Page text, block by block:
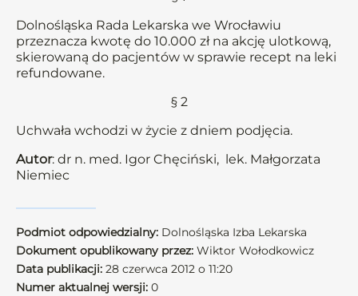
Dolnośląska Rada Lekarska we Wrocławiu
przeznacza kwotę do 10.000 zł na akcję ulotkową,
skierowaną do pacjentów w sprawie recept na leki
refundowane.
§ 2
Uchwała wchodzi w życie z dniem podjęcia.
Autor: dr n. med. Igor Chęciński, lek. Małgorzata
Niemiec
Podmiot odpowiedzialny: Dolnośląska Izba Lekarska
Dokument opublikowany przez: Wiktor Wołodkowicz
Data publikacji: 28 czerwca 2012 o 11:20
Numer aktualnej wersji: 0